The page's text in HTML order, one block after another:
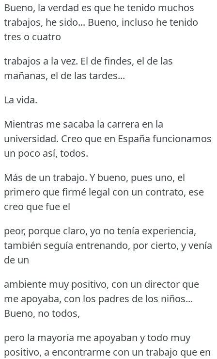
Bueno, la verdad es que he tenido muchos
trabajos, he sido... Bueno, incluso he tenido
tres o cuatro
trabajos a la vez. El de findes, el de las
mañanas, el de las tardes...
La vida.
Mientras me sacaba la carrera en la
universidad. Creo que en España funcionamos
un poco así, todos.
Más de un trabajo. Y bueno, pues uno, el
primero que firmé legal con un contrato, ese
creo que fue el
peor, porque claro, yo no tenía experiencia,
también seguía entrenando, por cierto, y venía
de un
ambiente muy positivo, con un director que
me apoyaba, con los padres de los niños...
Bueno, no todos,
pero la mayoría me apoyaban y todo muy
positivo, a encontrarme con un trabajo que en